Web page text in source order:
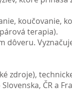
koučovanie,
terapia).
dôveru.
zdroje),
ČR a